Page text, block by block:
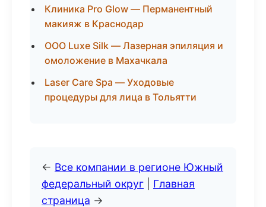
Клиника Pro Glow — Перманентный
макияж в Краснодар
ООО Luxe Silk — Лазерная эпиляция и
омоложение в Махачкала
Laser Care Spa — Уходовые
процедуры для лица в Тольятти
← Все компании в регионе Южный
федеральный округ
Главная
страница →